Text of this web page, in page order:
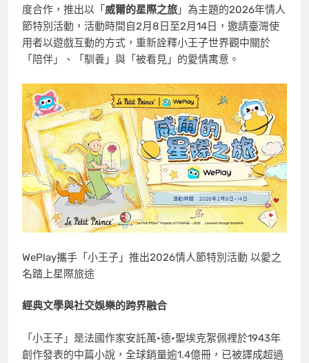
度合作，推出以「 威爾的星際之旅 」為主題的2026年情人
節特別活動，活動時間自2月8日至2月14日，邀請臺灣使
用者以遊戲互動的方式，重新詮釋小王子世界觀中關於
「陪伴」、「馴養」與「被看見」的愛情寓意。
WePlay攜手「小王子」推出2026情人節特別活動 以愛之
名踏上星際旅途
經典文學與社交娛樂的跨界融合
「小王子」是法國作家安託萬•德•聖埃克絮佩裡於1943年
創作發表的中篇小說，全球銷量逾1.4億冊，已被譯成超過